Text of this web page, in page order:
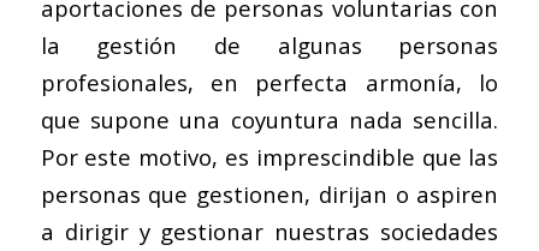
aportaciones de personas voluntarias con
la gestión de algunas personas
profesionales, en perfecta armonía, lo
que supone una coyuntura nada sencilla.
Por este motivo, es imprescindible que las
personas que gestionen, dirijan o aspiren
a dirigir y gestionar nuestras sociedades